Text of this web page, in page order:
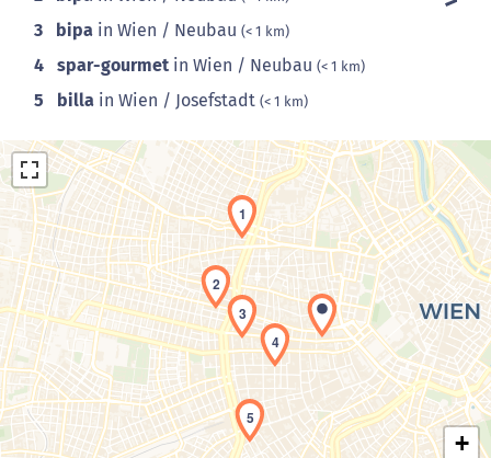
3 bipa in Wien / Neubau (< 1 km)
4 spar-gourmet in Wien / Neubau (< 1 km)
5 billa in Wien / Josefstadt (< 1 km)
Laden der Karte...
1
2
3
4
5
+